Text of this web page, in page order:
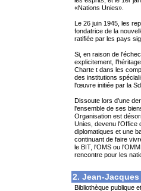
«Nations Unies».
Le 26 juin 1945, les
fondatrice de la
ratifiée par les pays
Si, en raison de
explicitement,
Charte t dans les
des institutions
l'œuvre initiée par la
Dissoute lors d'une
l'ensemble de ses
Organisation est
Unies, devenu l'Office
diplomatiques et une
continuant de faire
le BIT, l'OMS ou
rencontre pour les
2. Jean-
Bibliothèque publique